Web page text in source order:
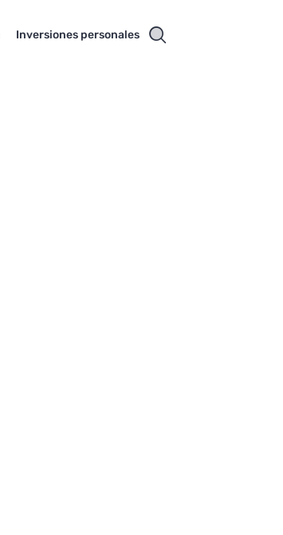
Inversiones personales